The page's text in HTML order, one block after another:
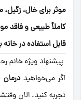
موثر برای خال،
کاملاً طبیعی و فاقد
قابل استفاده در خانه
پیشنهاد ویژه خانم
اگر می‌خواهید
تجربه کنید، الان